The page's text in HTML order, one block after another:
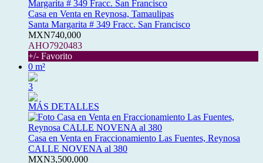
Casa en Venta en Reynosa, Tamaulipas
Santa Margarita # 349 Fracc. San Francisco
MXN740,000
AHO7920483
+/- Favorito
0 m²
3
MÁS DETALLES
Casa en Venta en Fraccionamiento Las Fuentes, Reynosa
CALLE NOVENA al 380
MXN3,500,000